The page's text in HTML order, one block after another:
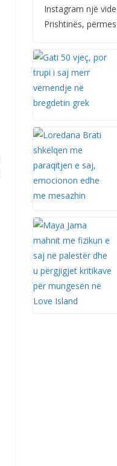
Instagram një
Prishtinës,